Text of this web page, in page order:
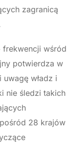
zagranicą
frekwencji wśród
potwierdza w
władz i
nie śledzi takich
28 krajów